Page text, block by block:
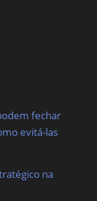
fechar
evitá-las
na